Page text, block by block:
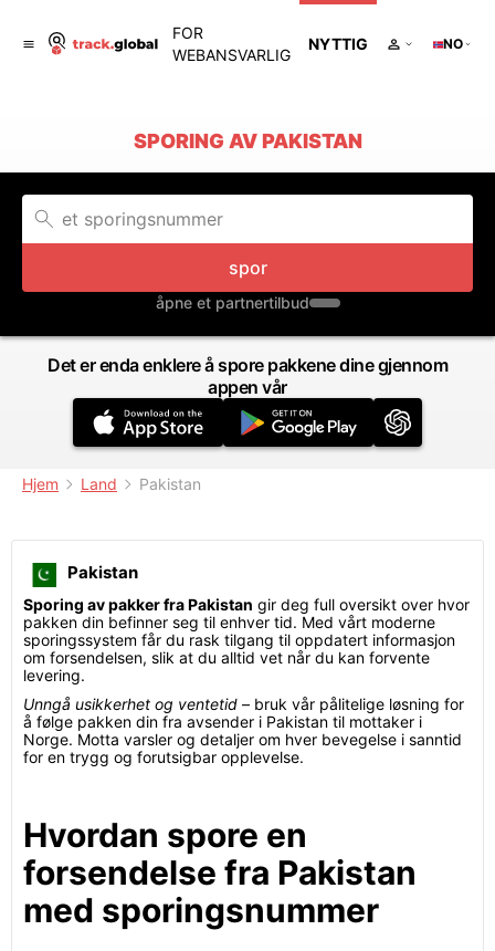
FOR
WEBANSVARLIG
NYTTIG NO
SPORING AV PAKISTAN
spor
åpne et partnertilbud
Det er enda enklere å spore pakkene dine gjennom
appen vår
Hjem Land Pakistan
Pakistan
Sporing av pakker fra Pakistan gir deg full oversikt over hvor
pakken din befinner seg til enhver tid. Med vårt moderne
sporingssystem får du rask tilgang til oppdatert informasjon
om forsendelsen, slik at du alltid vet når du kan forvente
levering.
Unngå usikkerhet og ventetid – bruk vår pålitelige løsning for
å følge pakken din fra avsender i Pakistan til mottaker i
Norge. Motta varsler og detaljer om hver bevegelse i sanntid
for en trygg og forutsigbar opplevelse.
Hvordan spore en
forsendelse fra Pakistan
med sporingsnummer